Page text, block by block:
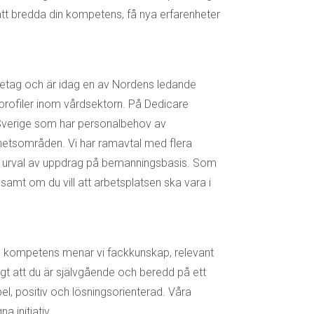
bredda din kompetens, få nya erfarenheter
och är idag en av Nordens ledande
inom vårdsektorn. På Dedicare
som har personalbehov av
Vi har ramavtal med flera
av uppdrag på bemanningsbasis. Som
om du vill att arbetsplatsen ska vara i
menar vi fackkunskap, relevant
att du är självgående och beredd på ett
positiv och lösningsorienterad. Våra